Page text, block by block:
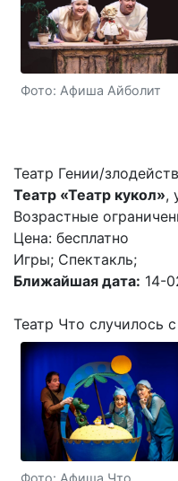
Фото: Афиша Айболит
Театр Гении/
Театр «Театр кукол»,
Возрастные
Цена: бесплатно
Игры; Спектакль;
Ближайшая дата: 14-
Театр Что случилось